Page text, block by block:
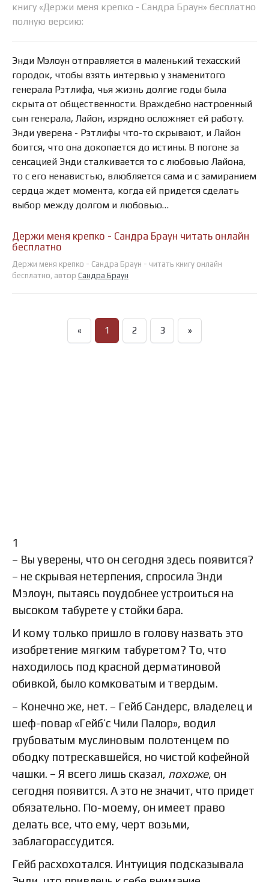
книгу «Держи меня крепко - Сандра Браун» бесплатно
полную версию:
Энди Мэлоун отправляется в маленький техасский
городок, чтобы взять интервью у знаменитого
генерала Рэтлифа, чья жизнь долгие годы была
скрыта от общественности. Враждебно настроенный
сын генерала, Лайон, изрядно осложняет ей работу.
Энди уверена - Рэтлифы что-то скрывают, и Лайон
боится, что она докопается до истины. В погоне за
сенсацией Энди сталкивается то с любовью Лайона,
то с его ненавистью, влюбляется сама и с замиранием
сердца ждет момента, когда ей придется сделать
выбор между долгом и любовью…
Держи меня крепко - Сандра Браун читать онлайн
бесплатно
Держи меня крепко - Сандра Браун - читать книгу онлайн
бесплатно, автор Сандра Браун
« 1 2 3 »
1
– Вы уверены, что он сегодня здесь появится?
– не скрывая нетерпения, спросила Энди
Мэлоун, пытаясь поудобнее устроиться на
высоком табурете у стойки бара.
И кому только пришло в голову назвать это
изобретение мягким табуретом? То, что
находилось под красной дерматиновой
обивкой, было комковатым и твердым.
– Конечно же, нет. – Гейб Сандерс, владелец и
шеф-повар «Гейб’с Чили Палор», водил
грубоватым муслиновым полотенцем по
ободку потрескавшейся, но чистой кофейной
чашки. – Я всего лишь сказал, похоже, он
сегодня появится. А это не значит, что придет
обязательно. По-моему, он имеет право
делать все, что ему, черт возьми,
заблагорассудится.
Гейб расхохотался. Интуиция подсказывала